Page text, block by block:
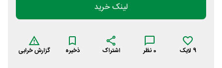
لینک خرید
9 لایک 0 نظر اشتراک ذخیره گزارش خرابی